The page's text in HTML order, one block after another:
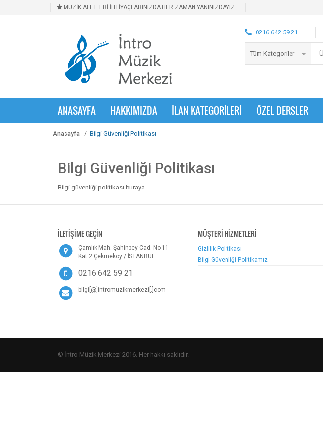
MÜZİK ALETLERİ İHTİYAÇLARINIZDA HER ZAMAN YANINIZDAYIZ...
0216 642 59 21
Tüm Kategoriler
ANASAYFA HAKKIMIZDA İLAN KATEGORİLERİ ÖZEL DERSLER
Anasayfa Bilgi Güvenliği Politikası
Bilgi Güvenliği Politikası
Bilgi güvenliği politikası buraya...
İLETİŞİME GEÇİN
Çamlık Mah. Şahinbey Cad. No:11
Kat:2 Çekmeköy / İSTANBUL
0216 642 59 21
bilgi[@]intromuzikmerkezi[.]com
MÜŞTERİ HİZMETLERİ
Gizlilik Politikası
Bilgi Güvenliği Politikamız
© İntro Müzik Merkezi 2016. Her hakkı saklıdır.